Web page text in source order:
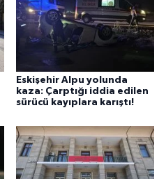
Eskişehir Alpu yolunda
kaza: Çarptığı iddia edilen
sürücü kayıplara karıştı!